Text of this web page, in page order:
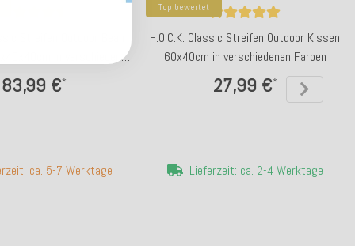
in verschiedenen
Farben
83,99 €*
ca. 5-7 Werktage
Top bewertet
H.O.C.K. Classic Streifen Outdoor Kissen
60x40cm in verschiedenen Farben
27,99 €*
Lieferzeit: ca. 2-4 Werktage